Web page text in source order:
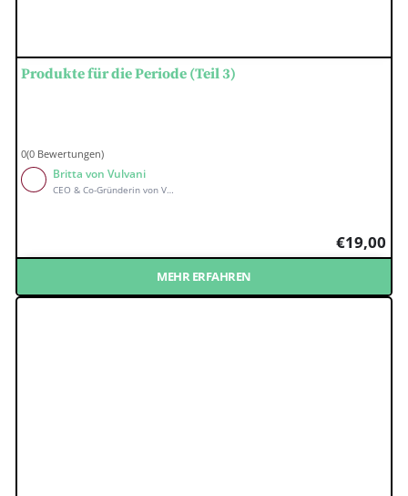
Produkte für die Periode (Teil 3)
0(0 Bewertungen)
Britta von Vulvani
CEO & Co-Gründerin von Vulvani
€19,00
MEHR ERFAHREN